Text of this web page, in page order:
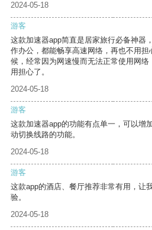
2024-05-18
游客
这款加速器app简直是居家旅行必备神器
作办公，都能畅享高速网络，再也不用
候，经常因为网速慢而无法正常使用网
用担心了。
2024-05-18
游客
这款加速器app的功能有点单一，可以增
动切换线路的功能。
2024-05-18
游客
这款app的酒店、餐厅推荐非常有用，让
验。
2024-05-18